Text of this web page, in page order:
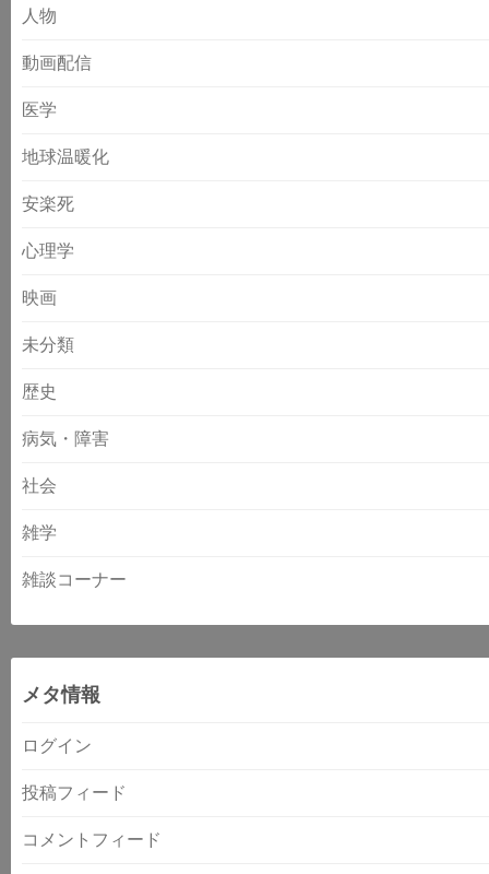
人物
動画配信
医学
地球温暖化
安楽死
心理学
映画
未分類
歴史
病気・障害
社会
雑学
雑談コーナー
メタ情報
ログイン
投稿フィード
コメントフィード